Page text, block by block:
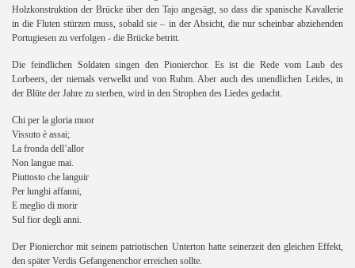
Holzkonstruktion der Brücke über den Tajo angesägt, so dass die spanische Kavallerie
in die Fluten stürzen muss, sobald sie – in der Absicht, die nur scheinbar abziehenden
Portugiesen zu verfolgen - die Brücke betritt.
Die feindlichen Soldaten singen den Pionierchor. Es ist die Rede vom Laub des
Lorbeers, der niemals verwelkt und von Ruhm. Aber auch des unendlichen Leides, in
der Blüte der Jahre zu sterben, wird in den Strophen des Liedes gedacht.
Chi per la gloria muor
Vissuto è assai;
La fronda dell’allor
Non langue mai.
Piuttosto che languir
Per lunghi affanni,
E meglio di morir
Sul fior degli anni.
Der Pionierchor mit seinem patriotischen Unterton hatte seinerzeit den gleichen Effekt,
den später Verdis Gefangenenchor erreichen sollte.